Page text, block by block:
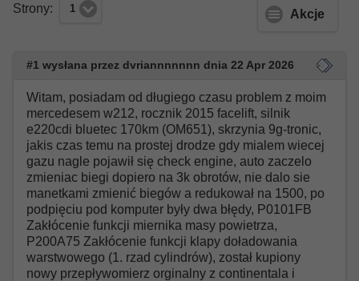
Strony: 1 Akcje
#1 wysłana przez dvriannnnnnn dnia 22 Apr 2026
Witam, posiadam od długiego czasu problem z moim
mercedesem w212, rocznik 2015 facelift, silnik
e220cdi bluetec 170km (OM651), skrzynia 9g-tronic,
jakis czas temu na prostej drodze gdy mialem wiecej
gazu nagle pojawił się check engine, auto zaczelo
zmieniac biegi dopiero na 3k obrotów, nie dalo sie
manetkami zmienić biegów a redukował na 1500, po
podpięciu pod komputer były dwa błędy, P0101FB
Zakłócenie funkcji miernika masy powietrza,
P200A75 Zakłócenie funkcji klapy doładowania
warstwowego (1. rzad cylindrów), został kupiony
nowy przepływomierz orginalny z continentala i